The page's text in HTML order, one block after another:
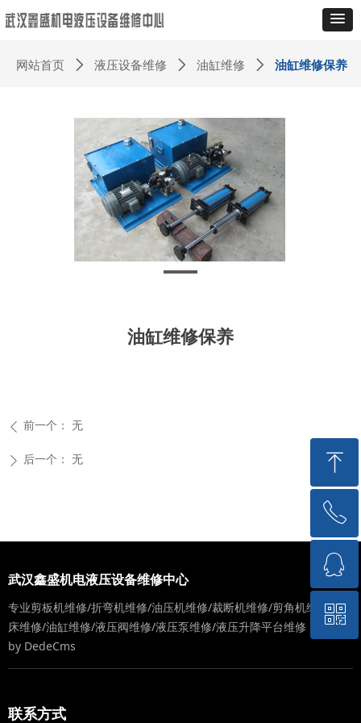
油缸维修保养
网站首页 ꄲ 液压设备维修 ꄲ 油缸维修 ꄲ 油缸维修保养
ꄴ 前一个： 无
ꄲ 后一个： 无
武汉鑫盛机电液压设备维修中心
专业剪板机维修/折弯机维修/油压机维修/裁断机维修/剪角机维修/冲
床维修/油缸维修/液压阀维修/液压泵维修/液压升降平台维修
Power
by DedeCms
联系方式
ꁸ
回到顶部
ꂅ
ꁗ
QQ客服
ꀥ